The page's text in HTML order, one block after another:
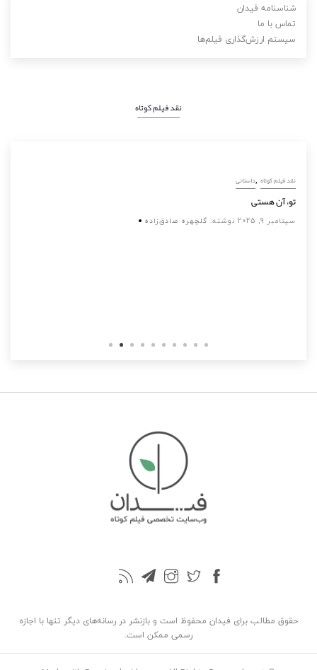
شناسنامه فیدان
تماس با ما
سیستم ارزش‌گذاری فیلم‌ها
نقد فیلم کوتاه
داستانی, نقد فیلم کوتاه
تو، آن هستی
نوشته: گلچهره صادق‌زاده سپتامبر 9, 2025
حقوق مطالب برای فیدان محفوظ است و بازنشر در رسانه‌های دیگر تنها با اجازه
رسمی ممکن است.